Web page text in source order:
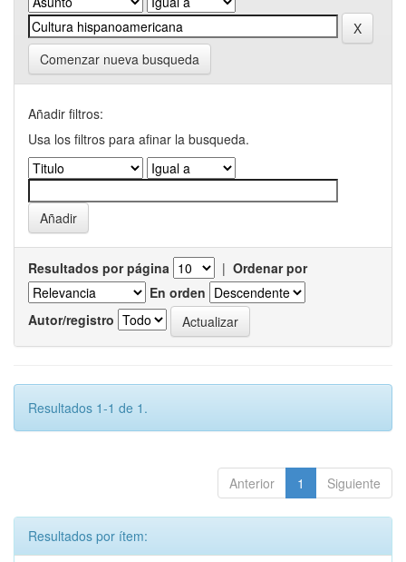
Comenzar nueva busqueda
Añadir filtros:
Usa los filtros para afinar la busqueda.
Resultados por página | Ordenar por
En orden
Autor/registro
Resultados 1-1 de 1.
Anterior 1 Siguiente
Resultados por ítem: